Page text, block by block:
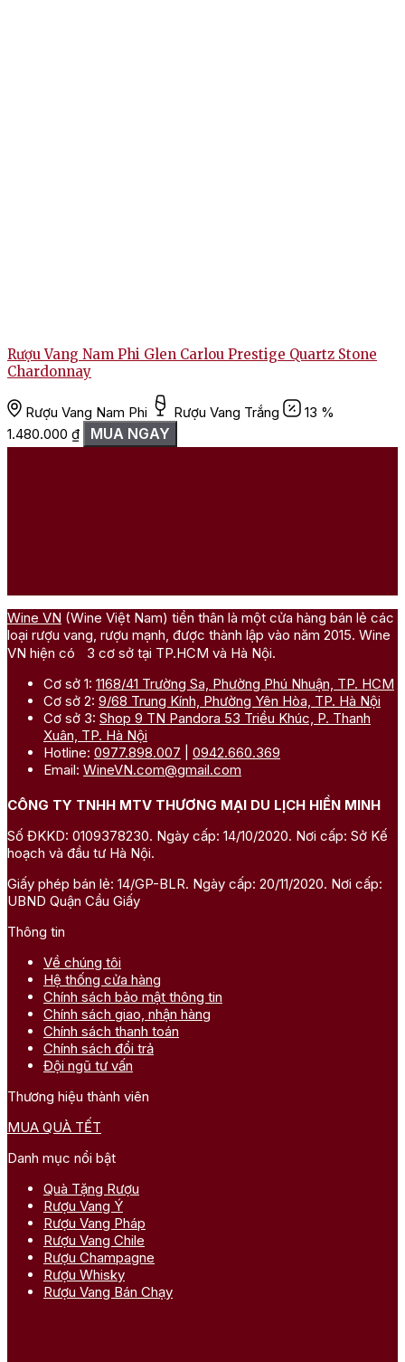
Rượu Vang Nam Phi Glen Carlou Prestige Quartz Stone
Chardonnay
Rượu Vang Nam Phi Rượu Vang Trắng
13 %
1.480.000 ₫ MUA NGAY
Wine VN (Wine Việt Nam) tiền thân là một cửa hàng bán lẻ các
loại rượu vang, rượu mạnh, được thành lập vào năm 2015. Wine
VN hiện có 3 cơ sở tại TP.HCM và Hà Nội.
Cơ sở 1: 1168/41 Trường Sa, Phường Phú Nhuận, TP. HCM
Cơ sở 2: 9/68 Trung Kính, Phường Yên Hòa, TP. Hà Nội
Cơ sở 3: Shop 9 TN Pandora 53 Triều Khúc, P. Thanh
Xuân, TP. Hà Nội
Hotline: 0977.898.007
0942.660.369
Email: WineVN.com@gmail.com
CÔNG TY TNHH MTV THƯƠNG MẠI DU LỊCH HIỀN MINH
Số ĐKKD: 0109378230. Ngày cấp: 14/10/2020. Nơi cấp: Sở Kế
hoạch và đầu tư Hà Nội.
Giấy phép bán lẻ: 14/GP-BLR. Ngày cấp: 20/11/2020. Nơi cấp:
UBND Quận Cầu Giấy
Thông tin
Về chúng tôi
Hệ thống cửa hàng
Chính sách bảo mật thông tin
Chính sách giao, nhận hàng
Chính sách thanh toán
Chính sách đổi trả
Đội ngũ tư vấn
Thương hiệu thành viên
MUA QUÀ TẾT
Danh mục nổi bật
Quà Tặng Rượu
Rượu Vang Ý
Rượu Vang Pháp
Rượu Vang Chile
Rượu Champagne
Rượu Whisky
Rượu Vang Bán Chạy